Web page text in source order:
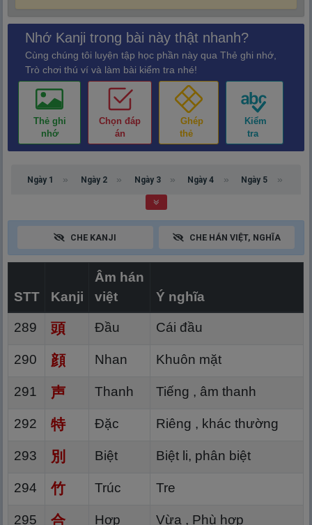
Nhớ Kanji trong bài này thật nhanh?
Cùng chúng tôi luyện tập học phần này qua Thẻ ghi nhớ,
Trò chơi thú ví và làm bài kiểm tra nhé!
Thẻ ghi
nhớ
Chọn đáp
án
Ghép
thẻ
Kiểm
tra
Ngày 1 Ngày 2 Ngày 3 Ngày 4 Ngày 5
Ngày 8
Ngày 11 Ngày 12 Ngày 13 Ngày 14
Ngày 15 Ngày 17 Ngày 18
Ngày 25
Ngày 31 Ngày 32
CHE KANJI CHE HÁN VIỆT, NGHĨA
STT Kanji
Âm hán
việt
Ý nghĩa
289 頭 Đầu Cái đầu
290 顔 Nhan Khuôn mặt
291 声 Thanh Tiếng , âm thanh
292 特
Nghĩa: Riêng, khác thường, đặc
Đặc Riêng , khác thường
293 別
Nghĩa: Chia li, phân biệt, đặc
Biệt Biệt li, phân biệt
294 竹 Trúc Tre
295 合 Hợp Vừa , Phù hợp